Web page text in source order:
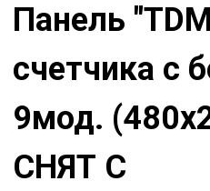
Панель
счетчика с
9мод.
СНЯТ С